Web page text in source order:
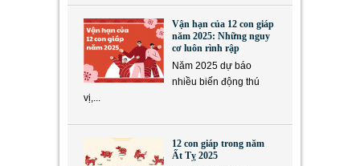
Vận hạn của 12 con giáp
năm 2025: Những nguy
cơ luôn rình rập
Năm 2025 dự báo
nhiều biến động thú
vị,...
12 con giáp trong năm
Ất Tỵ 2025